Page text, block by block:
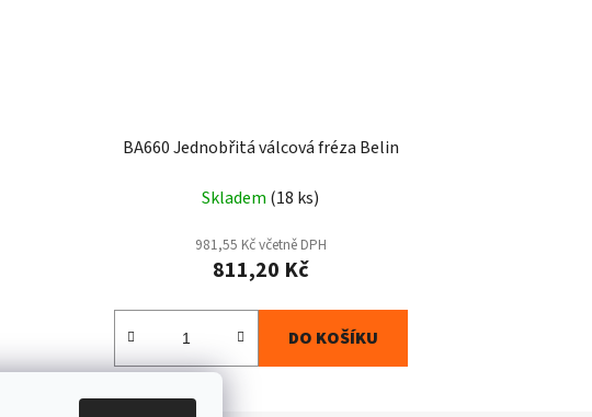
BA660 Jednobřitá válcová fréza Belin
Skladem (18 ks)
981,55 Kč včetně DPH
811,20 Kč
DO KOŠÍKU